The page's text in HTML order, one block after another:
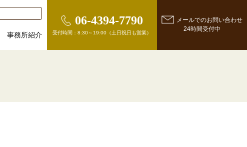
事務所紹介
06-4394-7790
受付時間：8:30～19:00（土日祝日も営業）
メールでのお問い合わせ
24時間受付中